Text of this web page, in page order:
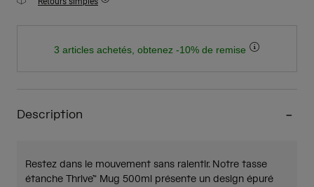
3 articles achetés, obtenez -10% de remise
Description
Restez dans le mouvement sans ralentir. Notre tasse
étanche Thrive™ Mug 500ml présente un design épuré